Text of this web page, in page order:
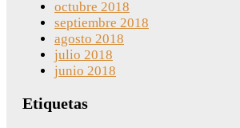
octubre 2018
septiembre 2018
agosto 2018
julio 2018
junio 2018
Etiquetas